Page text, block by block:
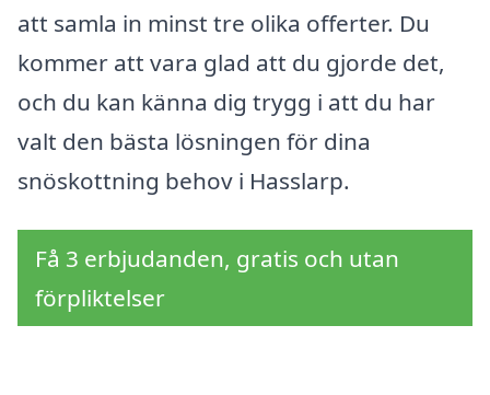
att samla in minst tre olika offerter. Du
kommer att vara glad att du gjorde det,
och du kan känna dig trygg i att du har
valt den bästa lösningen för dina
snöskottning behov i Hasslarp.
Få 3 erbjudanden, gratis och utan
förpliktelser